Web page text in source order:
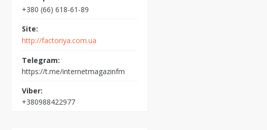
+380 (66) 618-61-89
http://factoriya.com.ua
https://t.me/internetmagazinfm
+380988422977